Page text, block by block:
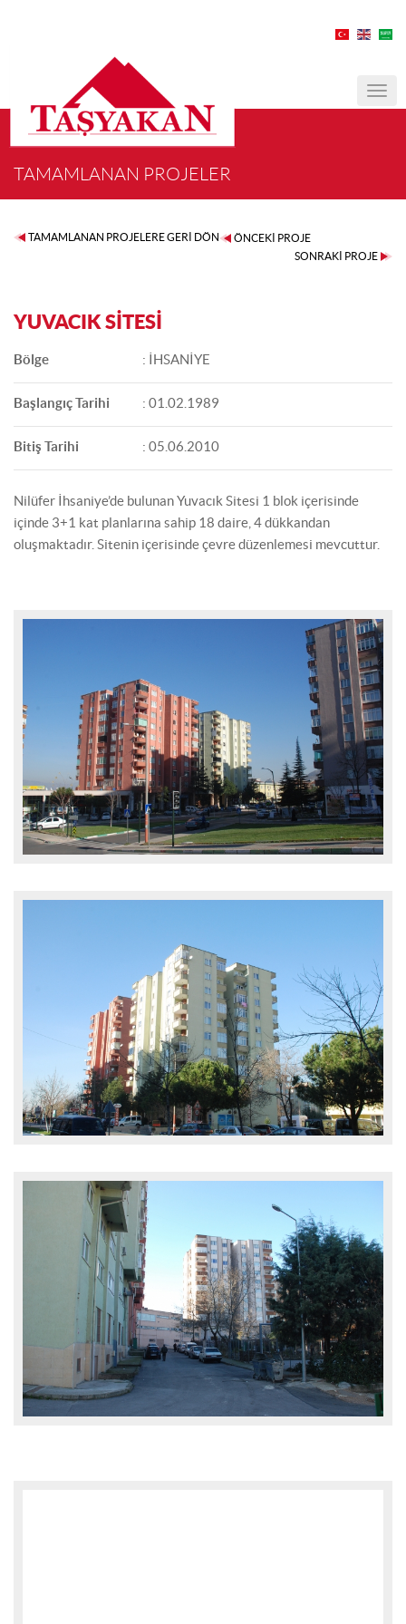
TAMAMLANAN PROJELER
TAMAMLANAN PROJELERE GERİ DÖN
ÖNCEKİ PROJE
SONRAKİ PROJE
YUVACIK SİTESİ
Bölge : İHSANİYE
Başlangıç Tarihi : 01.02.1989
Bitiş Tarihi : 05.06.2010
Nilüfer İhsaniye’de bulunan Yuvacık Sitesi 1 blok içerisinde
içinde 3+1 kat planlarına sahip 18 daire, 4 dükkandan
oluşmaktadır. Sitenin içerisinde çevre düzenlemesi mevcuttur.